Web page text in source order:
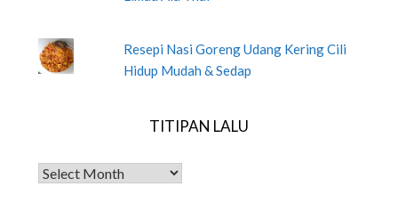
Resepi Nasi Goreng Udang Kering Cili
Hidup Mudah & Sedap
TITIPAN LALU
TITIPAN LALU